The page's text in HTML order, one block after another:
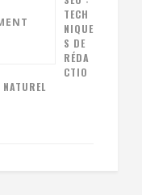
TECH
NIQUE
S DE
RÉDA
CTIO